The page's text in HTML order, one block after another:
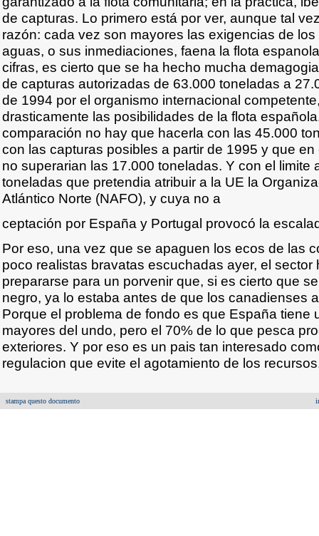
de capturas. Lo primero está por ver, aunque tal
razón: cada vez son mayores las exigencias de
aguas, o sus inmediaciones, faena la flota
cifras, es cierto que se ha hecho mucha
de capturas autorizadas de 63.000 toneladas a
de 1994 por el organismo internacional
drasticamente las posibilidades de la flota
comparación no hay que hacerla con las 45.000
con las capturas posibles a partir de 1995 y que
no superarian las 17.000 toneladas. Y con el limite
toneladas que pretendia atribuir a la UE la
Atlántico Norte (NAFO), y cuya no a
ceptación por España y Portugal provocó la
Por eso, una vez que se apaguen los ecos de las
poco realistas bravatas escuchadas ayer, el sector
prepararse para un porvenir que, si es cierto que
negro, ya lo estaba antes de que los canadienses
Porque el problema de fondo es que España tiene
mayores del undo, pero el 70% de lo que pesca
exteriores. Y por eso es un pais tan interesado
regulacion que evite el agotamiento de los
stampa questo documento